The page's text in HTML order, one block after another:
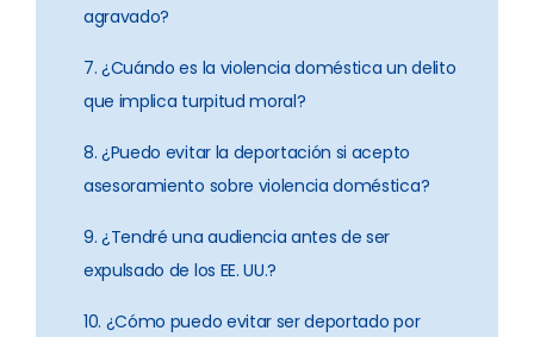
agravado?
7. ¿Cuándo es la violencia doméstica un delito
que implica turpitud moral?
8. ¿Puedo evitar la deportación si acepto
asesoramiento sobre violencia doméstica?
9. ¿Tendré una audiencia antes de ser
expulsado de los EE. UU.?
10. ¿Cómo puedo evitar ser deportado por